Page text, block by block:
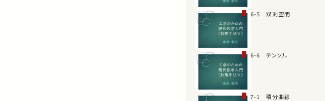
6-5 双対空間
6-6 テンソル
7-1 積分曲線